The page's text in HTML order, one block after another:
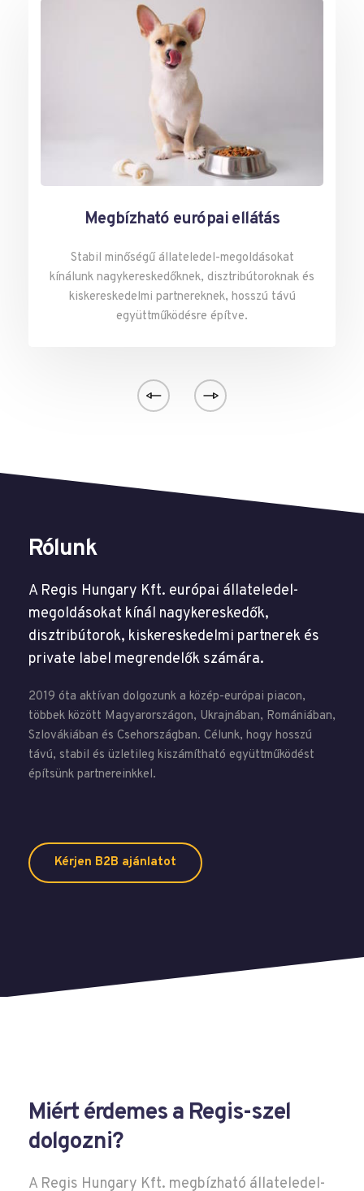
Megbízható európai ellátás
Stabil minőségű állateledel-megoldásokat
kínálunk nagykereskedőknek, disztribútoroknak és
kiskereskedelmi partnereknek, hosszú távú
együttműködésre építve.
Rólunk
A Regis Hungary Kft. európai állateledel-
megoldásokat kínál nagykereskedők,
disztribútorok, kiskereskedelmi partnerek és
private label megrendelők számára.
2019 óta aktívan dolgozunk a közép-európai piacon,
többek között Magyarországon, Ukrajnában, Romániában,
Szlovákiában és Csehországban. Célunk, hogy hosszú
távú, stabil és üzletileg kiszámítható együttműködést
építsünk partnereinkkel.
Kérjen B2B ajánlatot
Miért érdemes a Regis-szel
dolgozni?
A Regis Hungary Kft. megbízható állateledel-